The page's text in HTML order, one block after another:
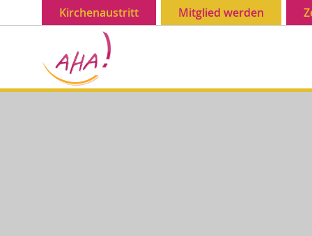
Kirchenaustritt Mitglied werden